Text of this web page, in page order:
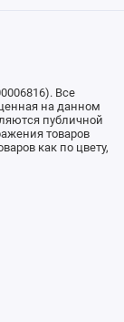
Все
на данном
публичной
товаров
как по цвету,